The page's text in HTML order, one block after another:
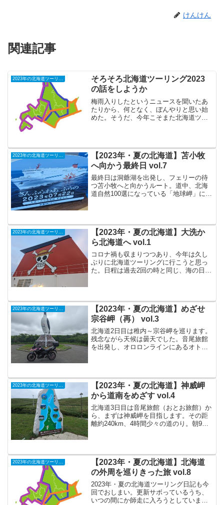
けんけん
関連記事
2023年の北海道ツーリング
そろそろ北海道ツーリング2023
の話をしようか
梅雨入りしたというニュースを聞いたあ
たりから、何となく、ぼんやりと思い始
めた。そうだ、今年こそまた北海道ツー
ず仕舞いだった、これま...
2023年の北海道ツーリング
【2023年・夏の北海道】苫小牧
へ向かう最終日 vol.7
最終日は洞爺湖を出発し、フェリーの待
つ苫小牧へと向かうルート。道中、北海
道自然100選になっている「地球岬」に立
で何をしようかなァ、...
2023年の北海道ツーリング
【2023年・夏の北海道】大洗か
ら北海道へ vol.1
コロナ禍も収まりつつあり、今年は久し
ぶりに北海道ツーリングに行こうと思っ
た。日程は過去2回の時と同じ、海の日の
くわくよりも、行...
2023年の北海道ツーリング
【2023年・夏の北海道】めざせ
宗谷岬（再） vol.3
北海道2日目は稚内～宗谷岬を巡ります。
残念ながら天候は曇天でした。音尾旅館
を出発し、オロロンラインにあるオトン
丼と決めていたので、...
【2023年・夏の北海道】神威岬
から道南をめざす vol.4
北海道3日目は音尾旅館（おとお旅館）か
ら、まずは神威岬を目指します。その距
離約240km、4時間少々の道のり。朝9時
たのですが、なん...
【2023年・夏の北海道】北海道
の外周を巡りきった旅 vol.8
2023年・夏の北海道ツーリング日記も今
回でおしまい。更新サボっているうち、
いつの間にか師走に入ろうとしています